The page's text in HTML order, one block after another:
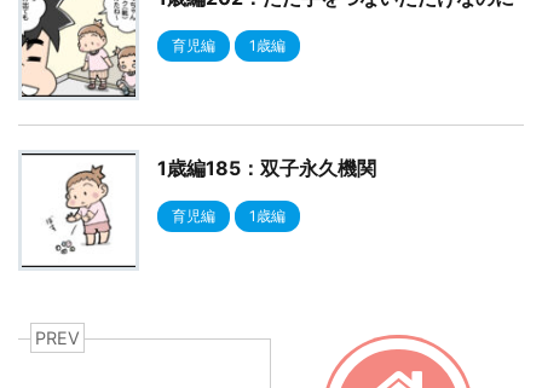
育児編 1歳編
1歳編185：双子永久機関
育児編 1歳編
PREV